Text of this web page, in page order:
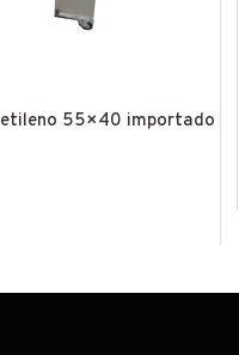
55×40 importado